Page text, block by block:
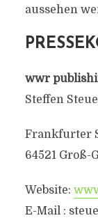
aussehen
wwr
Steffen
Frankfurter
64521 Groß-
Website:
E-Mail :